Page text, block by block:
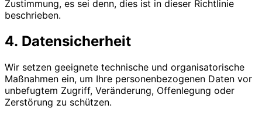
Zustimmung, es sei denn, dies ist in dieser Richtlinie
beschrieben.
4. Datensicherheit
Wir setzen geeignete technische und organisatorische
Maßnahmen ein, um Ihre personenbezogenen Daten vor
unbefugtem Zugriff, Veränderung, Offenlegung oder
Zerstörung zu schützen.